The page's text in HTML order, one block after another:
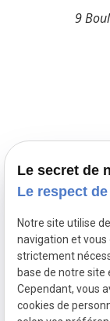
9
Le secret de
Le respect
Notre site utilise
navigation et
strictement
base de notre site
Cependant, vous
cookies de